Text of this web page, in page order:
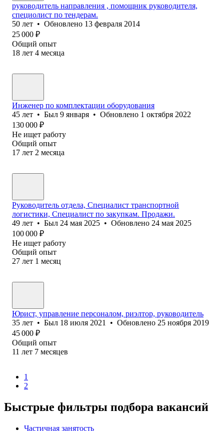
руководитель направления , помощник руководителя,
специолист по тендерам.
50 лет • Обновлено 13 февраля 2014
25 000 ₽
Общий опыт
18 лет 4 месяца
Инженер по комплектации оборудования
45 лет • Был 9 января • Обновлено 1 октября 2022
130 000 ₽
Не ищет работу
Общий опыт
17 лет 2 месяца
Руководитель отдела, Специалист транспортной
логистики, Специалист по закупкам. Продажи.
49 лет • Был 24 мая 2025 • Обновлено 24 мая 2025
100 000 ₽
Не ищет работу
Общий опыт
27 лет 1 месяц
Юрист, управление персоналом, риэлтор, руководитель
35 лет • Был 18 июля 2021 • Обновлено 25 ноября 2019
45 000 ₽
Общий опыт
11 лет 7 месяцев
1
2
Быстрые фильтры подбора вакансий
Частичная занятость